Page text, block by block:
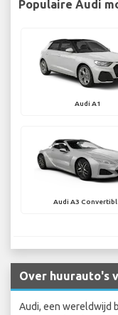
Populaire Audi
Audi A1
Audi A3
Over huurauto's
Audi, een wereldwijd